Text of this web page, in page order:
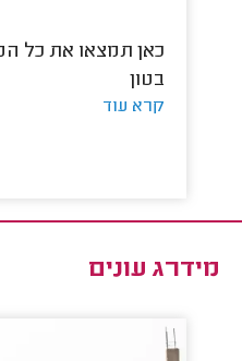
כאן תמצאו את כל
בטון
קרא עוד
מידרג עונים